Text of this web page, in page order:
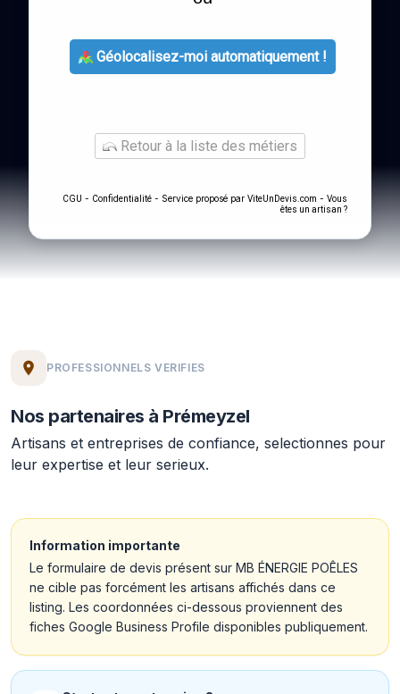
Géolocalisez-moi automatiquement !
Retour à la liste des métiers
CGU - Confidentialité - Service proposé par ViteUnDevis.com - Vous
êtes un artisan ?
PROFESSIONNELS VERIFIES
Nos partenaires à Prémeyzel
Artisans et entreprises de confiance, selectionnes pour
leur expertise et leur serieux.
Information importante
Le formulaire de devis présent sur MB ÉNERGIE POÊLES
ne cible pas forcément les artisans affichés dans ce
listing. Les coordonnées ci-dessous proviennent des
fiches Google Business Profile disponibles publiquement.